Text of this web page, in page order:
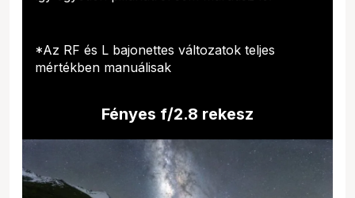
*Az RF és L bajonettes változatok teljes
mértékben manuálisak
Fényes f/2.8 rekesz